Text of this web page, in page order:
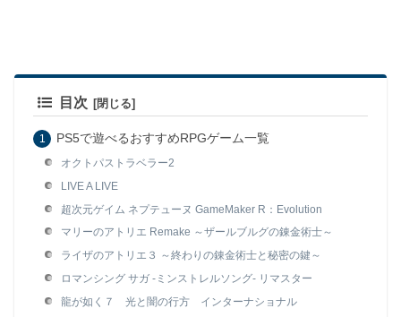
目次
PS5で遊べるおすすめRPGゲーム一覧
オクトパストラベラー2
LIVE A LIVE
超次元ゲイム ネプテューヌ GameMaker R：Evolution
マリーのアトリエ Remake ～ザールブルグの錬金術士～
ライザのアトリエ３ ～終わりの錬金術士と秘密の鍵～
ロマンシング サガ -ミンストレルソング- リマスター
龍が如く７ 光と闇の行方 インターナショナル